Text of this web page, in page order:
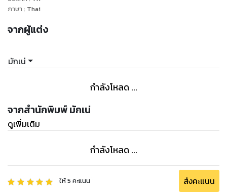
“คอยดูนะฉันจะพาตำรวจมาลากคอแกเข้าคุก ไอ้โจรโรคจิต” คำ
“มันจะมากไปแล้วนะแม่คุณ ไม่ต้องมาเล่นละครเพื่อโก่งค่าตัวหรอก
ภาษา : Thai
จากผู้แต่ง
มักเน่
กำลังโหลด ...
จากสำนักพิมพ์ มักเน่
ดูเพิ่มเติม
กำลังโหลด ...
ให้5 คะแนน ส่งคะแนน